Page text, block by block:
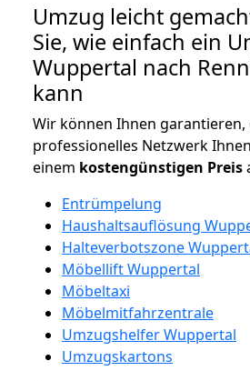
Umzug leicht
Sie, wie einfach ein
Wuppertal nach
kann
Wir können Ihnen garantieren,
professionelles Netzwerk
einem kostengünstigen Preis
Entrümpelung
Haushaltsauflösung
Halteverbotszone
Möbellift Wuppertal
Möbeltaxi
Möbelmitfahrzentrale
Umzugshelfer Wuppertal
Umzugskartons